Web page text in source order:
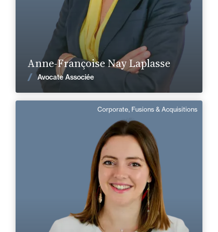
Anne-Françoise Nay Laplasse
Avocate Associée
anne-francoise.nay-laplasse@fidal.com
En savoir plus
Voir les actualités
Corporate, Fusions & Acquisitions
Sophie Sallou
Domaine d’expertises :
Corporate, Fusions & Acquisitions
Créteil
+33 1 45 13 12 60
sophie.sallou@fidal.com